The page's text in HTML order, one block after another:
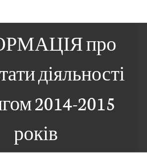
про
діяльності
2014-2015
років